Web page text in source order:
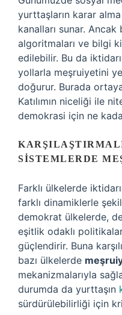
yurttaşların karar
kanalları sunar. Ancak
algoritmaları ve bilgi
edilebilir. Bu da
yollarla meşruiyetini
doğurur. Burada
Katılımın niceliği ile
demokrasi için ne
SISTEMLERDE
Farklı ülkelerde
farklı dinamiklerle
demokrat ülkelerde,
eşitlik odaklı
güçlendirir. Buna
bazı ülkelerde
mekanizmalarıyla
durumda da yurttaşın
sürdürülebilirliği için